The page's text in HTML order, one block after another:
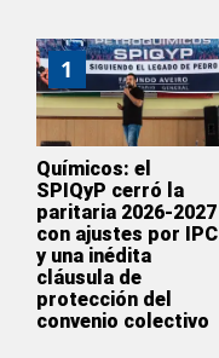
1
Químicos: el
SPIQyP cerró la
paritaria 2026-2027
con ajustes por IPC
y una inédita
cláusula de
protección del
convenio colectivo